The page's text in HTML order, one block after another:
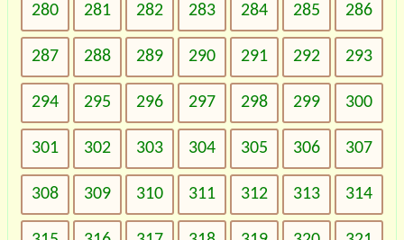
280 281 282 283 284 285 286
287 288 289 290 291 292 293
294 295 296 297 298 299 300
301 302 303 304 305 306 307
308 309 310 311 312 313 314